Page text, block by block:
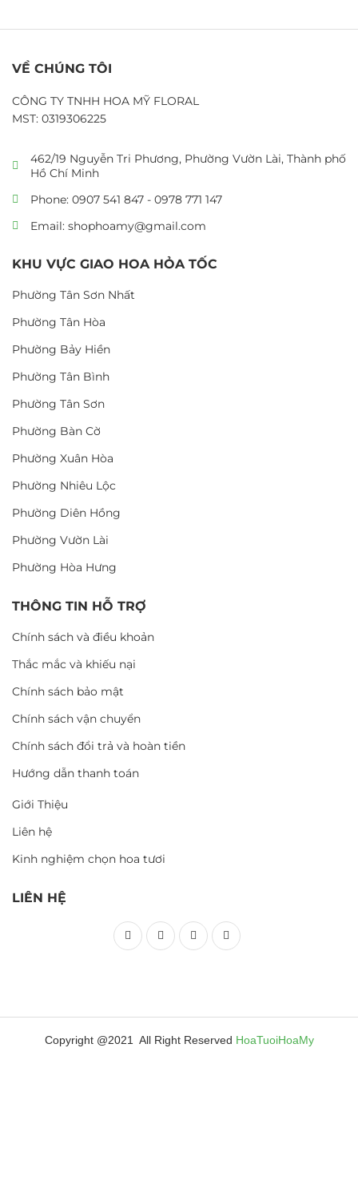
VỀ CHÚNG TÔI
CÔNG TY TNHH HOA MỸ FLORAL
MST: 0319306225
462/19 Nguyễn Tri Phương, Phường Vườn Lài, Thành phố
Hồ Chí Minh
Phone: 0907 541 847 - 0978 771 147
Email: shophoamy@gmail.com
KHU VỰC GIAO HOA HỎA TỐC
Phường Tân Sơn Nhất
Phường Tân Hòa
Phường Bảy Hiền
Phường Tân Bình
Phường Tân Sơn
Phường Bàn Cờ
Phường Xuân Hòa
Phường Nhiêu Lộc
Phường Diên Hồng
Phường Vườn Lài
Phường Hòa Hưng
THÔNG TIN HỖ TRỢ
Chính sách và điều khoản
Thắc mắc và khiếu nại
Chính sách bảo mật
Chính sách vận chuyển
Chính sách đổi trả và hoàn tiền
Hướng dẫn thanh toán
Giới Thiệu
Liên hệ
Kinh nghiệm chọn hoa tươi
LIÊN HỆ
Copyright @2021 All Right Reserved HoaTuoiHoaMy